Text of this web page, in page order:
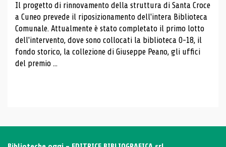
Il progetto di rinnovamento della struttura di Santa Croce
a Cuneo prevede il riposizionamento dell'intera Biblioteca
Comunale. Attualmente è stato completato il primo lotto
dell'intervento, dove sono collocati la biblioteca 0-18, il
fondo storico, la collezione di Giuseppe Peano, gli uffici
del premio ...